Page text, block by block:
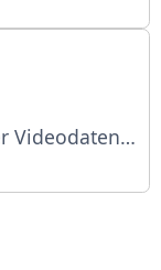
- @oppssorryyy